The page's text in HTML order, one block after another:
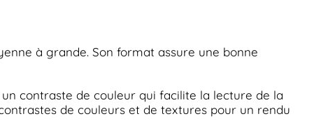
à grande. Son format assure une bonne
contraste de couleur qui facilite la lecture de la
de couleurs et de textures pour un rendu